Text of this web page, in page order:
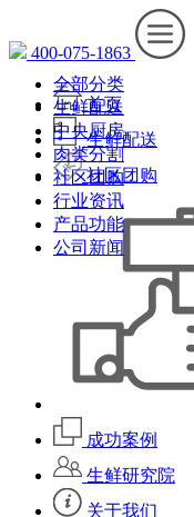
400-075-1863
首页
生鲜配送
社区团购
成功案例
生鲜研究院
关于我们
全部分类
生鲜配送
中央厨房
肉类分割
社区团购
行业资讯
产品功能
公司新闻